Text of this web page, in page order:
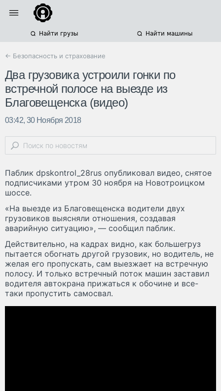
Найти грузы Найти машины
← Безопасность и страхование
Два грузовика устроили гонки по
встречной полосе на выезде из
Благовещенска (видео)
03:42, 30 Ноября 2018
Паблик dpskontrol_28rus опубликовал видео, снятое
подписчиками утром 30 ноября на Новотроицком
шоссе.
«На выезде из Благовещенска водители двух
грузовиков выясняли отношения, создавая
аварийную ситуацию», — сообщил паблик.
Действительно, на кадрах видно, как большегруз
пытается обогнать другой грузовик, но водитель, не
желая его пропускать, сам выезжает на встречную
полосу. И только встречный поток машин заставил
водителя автокрана прижаться к обочине и все-
таки пропустить самосвал.